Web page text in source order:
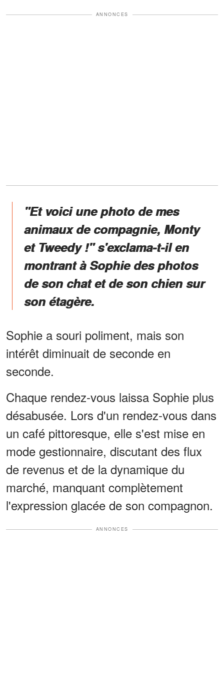
ANNONCES
"Et voici une photo de mes
animaux de compagnie, Monty
et Tweedy !" s'exclama-t-il en
montrant à Sophie des photos
de son chat et de son chien sur
son étagère.
Sophie a souri poliment, mais son
intérêt diminuait de seconde en
seconde.
Chaque rendez-vous laissa Sophie plus
désabusée. Lors d'un rendez-vous dans
un café pittoresque, elle s'est mise en
mode gestionnaire, discutant des flux
de revenus et de la dynamique du
marché, manquant complètement
l'expression glacée de son compagnon.
ANNONCES